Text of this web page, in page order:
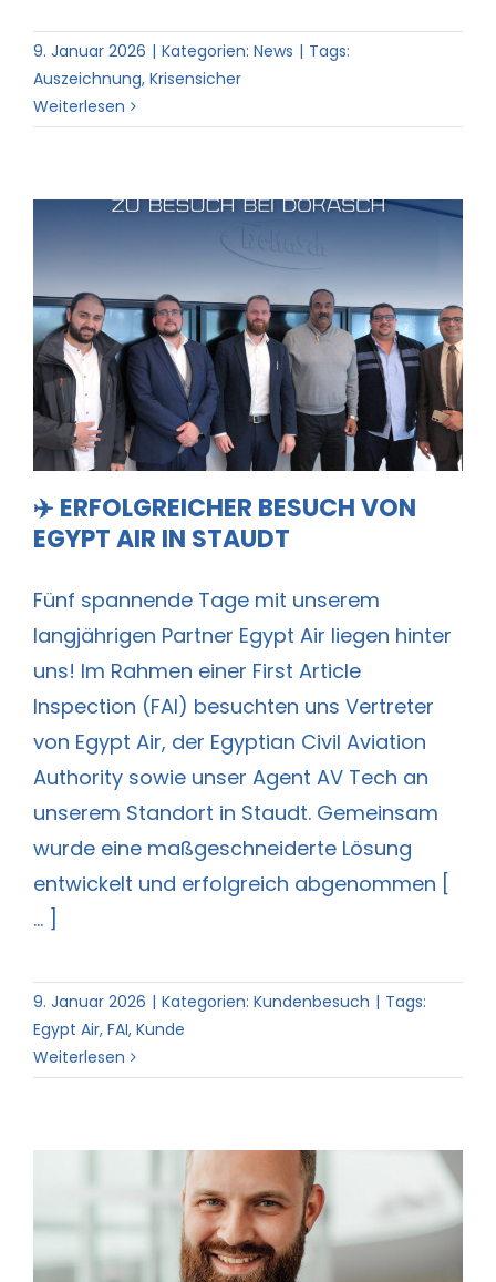
9. Januar 2026 | Kategorien: News | Tags:
Auszeichnung, Krisensicher
Weiterlesen
✈️ Erfolgreicher Besuch von Egypt
Air in Staudt
✈️ ERFOLGREICHER BESUCH VON
EGYPT AIR IN STAUDT
Fünf spannende Tage mit unserem
langjährigen Partner Egypt Air liegen hinter
uns! Im Rahmen einer First Article
Inspection (FAI) besuchten uns Vertreter
von Egypt Air, der Egyptian Civil Aviation
Authority sowie unser Agent AV Tech an
unserem Standort in Staudt. Gemeinsam
wurde eine maßgeschneiderte Lösung
entwickelt und erfolgreich abgenommen [
... ]
9. Januar 2026 | Kategorien: Kundenbesuch | Tags:
Egypt Air, FAI, Kunde
Weiterlesen